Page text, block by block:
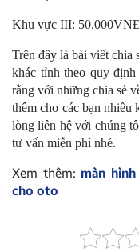
Khu vực III: 50.000
Trên đây là bài viết chia
khác tỉnh theo quy
rằng với những chia sẻ
thêm cho các bạn
lòng liên hệ với chúng
tư vấn miễn phí nhé.
Xem thêm: màn
cho oto